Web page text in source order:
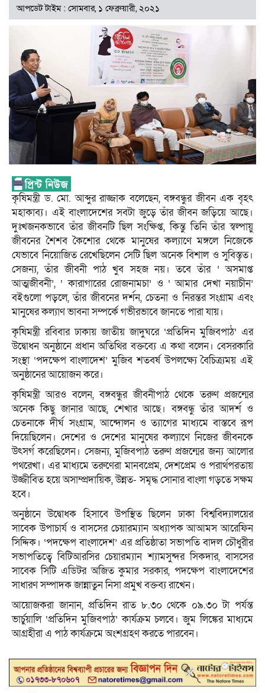
আপডেট টাইম : সোমবার, ১ ফেব্রুয়ারী, ২০২১
কৃষিমন্ত্রী ড. মো. আব্দুর রাজ্জাক বলেছেন, বঙ্গবন্ধুর জীবন এক বৃহৎ
মহাকাব্য। এই বাংলাদেশের সবটা জুড়ে তাঁর জীবন জড়িয়ে আছে।
দুঃখজনকভাবে তাঁর জীবনটি ছিল সংক্ষিপ্ত, কিন্তু তিনি তাঁর স্বল্পায়ু
জীবনের শৈশব কৈশোর থেকে মানুষের কল্যাণে মঙ্গলে নিজেকে
যেভাবে নিয়োজিত রেখেছিলেন সেটি ছিল অনেক বিশাল ও সুবিস্তৃত।
সেজন্য, তাঁর জীবনী পাঠ খুব সহজ নয়। তবে তাঁর ‘ অসমাপ্ত
আত্মজীবনী’, ‘ কারাগারের রোজনামচা’ ও ‘ আমার দেখা নয়াচীন’
বইগুলো পড়লে, তাঁর জীবনের দর্শন, চেতনা ও নিরন্তর সংগ্রাম এবং
মানুষের কল্যাণ ভাবনা সম্পর্কে গভীরভাবে জানতে পারা যায়।
কৃষিমন্ত্রী রবিবার ঢাকায় জাতীয় জাদুঘরে ‘প্রতিদিন মুজিবপাঠ’ এর
উদ্বোধন অনুষ্ঠানে প্রধান অতিথির বক্তব্যে এ কথা বলেন। বেসরকারি
সংস্থা ‘পদক্ষেপ বাংলাদেশ’ মুজিব শতবর্ষ উপলক্ষ্যে বৈচিত্র্যময় এই
অনুষ্ঠানের আয়োজন করে।
কৃষিমন্ত্রী আরও বলেন, বঙ্গবন্ধুর জীবনীপাঠ থেকে তরুণ প্রজন্মের
অনেক কিছু জানার আছে, শেখার আছে। বঙ্গবন্ধু তাঁর আদর্শ ও
চেতনাকে দীর্ঘ সংগ্রাম, আন্দোলন ও ত্যাগের মাধ্যমে বাস্তবে রূপ
দিয়েছিলেন। দেশের ও দেশের মানুষের কল্যাণে নিজের জীবনকে
উৎসর্গ করেছিলেন। সেজন্য, মুজিবপাঠ তরুণ প্রজন্মের জন্য আলোর
পথরেখা। এর মাধ্যমে তরুণেরা মানবপ্রেম, দেশপ্রেম ও পরার্থপরতায়
উজ্জীবিত হয়ে অসাম্প্রদায়িক, উন্নত- সমৃদ্ধ সোনার বাংলা গড়তে সক্ষম
হবে।
অনুষ্ঠানে উদ্বোধক হিসাবে উপস্থিত ছিলেন ঢাকা বিশ্ববিদ্যালয়ের
সাবেক উপাচার্য ও বাসসের চেয়ারম্যান অধ্যাপক আআমস আরেফিন
সিদ্দিক। ‘পদক্ষেপ বাংলাদেশ’ এর প্রতিষ্ঠাতা সভাপতি বাদল চৌধুরীর
সভাপতিত্বে বিটিআরসির চেয়ারম্যান শ্যামসুন্দর সিকদার, বাসসের
সাবেক সিটি এডিটর অজিত কুমার সরকার, পদক্ষেপ বাংলাদেশের
সাধারণ সম্পাদক জান্নাতুন নিসা প্রমুখ বক্তব্য রাখেন।
আয়োজকরা জানান, প্রতিদিন রাত ৮.৩০ থেকে ০৯.৩০ টা পর্যন্ত
ভার্চুয়ালি ‘প্রতিদিন মুজিবপাঠ’ কার্যক্রম চলবে। জুম লিঙ্কের মাধ্যমে
আগ্রহীরা এ পাঠ কার্যক্রমে অংশগ্রহণ করতে পারবেন।